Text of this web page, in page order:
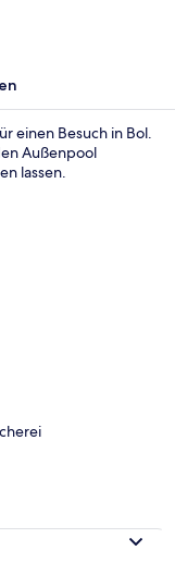
einen Besuch in Bol.
Außenpool
lassen.